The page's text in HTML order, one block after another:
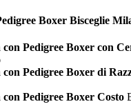
Boxer Bisceglie
Pedigree Boxer con
Pedigree Boxer di
Pedigree Boxer Costo